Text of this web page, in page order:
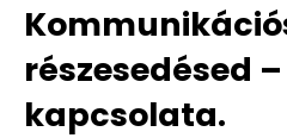
részesedésed –
kapcsolata.